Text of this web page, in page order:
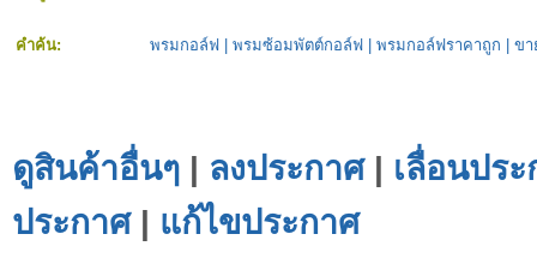
คำค้น: พรมกอล์ฟ พรมซ้อมพัตต์กอล์ฟ พรมกอล์ฟราคาถูก ข
ดูสินค้าอื่นๆ | ลงประกาศ| เลื่อนปร
ประกาศ| แก้ไขประกาศ